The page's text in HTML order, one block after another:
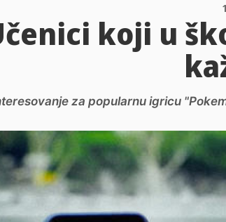
koji u
za popularnu igricu